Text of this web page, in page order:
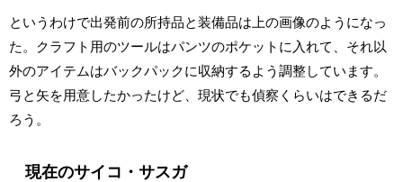
というわけで出発前の所持品と装備品は上の画像のようになっ
た。クラフト用のツールはパンツのポケットに入れて、それ以
外のアイテムはバックパックに収納するよう調整しています。
弓と矢を用意したかったけど、現状でも偵察くらいはできるだ
ろう。
現在のサイコ・サスガ